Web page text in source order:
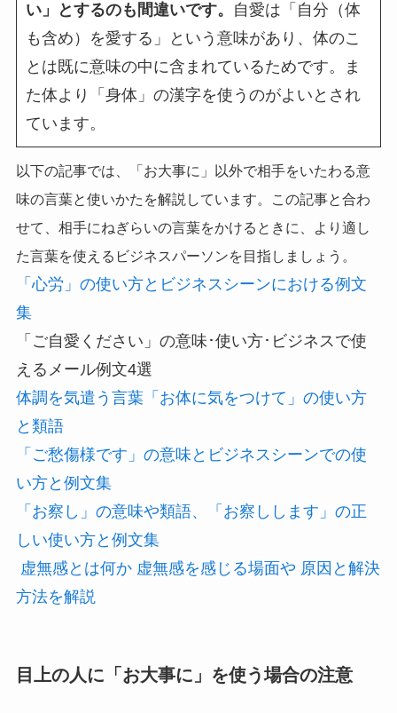
い」とするのも間違いです。
自愛は「自分（体
も含め）を愛する」という意味があり、体のこ
とは既に意味の中に含まれているためです。ま
た体より「身体」の漢字を使うのがよいとされ
ています。
以下の記事では、「お大事に」以外で相手をいたわる意
味の言葉と使いかたを解説しています。この記事と合わ
せて、相手にねぎらいの言葉をかけるときに、より適し
た言葉を使えるビジネスパーソンを目指しましょう。
「心労」の使い方とビジネスシーンにおける例文
集
「ご自愛ください」の意味･使い方･ビジネスで使
えるメール例文4選
体調を気遣う言葉「お体に気をつけて」の使い方
と類語
「ご愁傷様です」の意味とビジネスシーンでの使
い方と例文集
「お察し」の意味や類語、「お察しします」の正
しい使い方と例文集
虚無感とは何か 虚無感を感じる場面や 原因と解決
方法を解説
目上の人に「お大事に」を使う場合の注意